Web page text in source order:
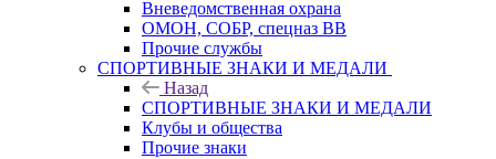
Вневедомственная охрана
ОМОН, СОБР, спецназ ВВ
Прочие службы
СПОРТИВНЫЕ ЗНАКИ И МЕДАЛИ
Назад
СПОРТИВНЫЕ ЗНАКИ И МЕДАЛИ
Клубы и общества
Прочие знаки